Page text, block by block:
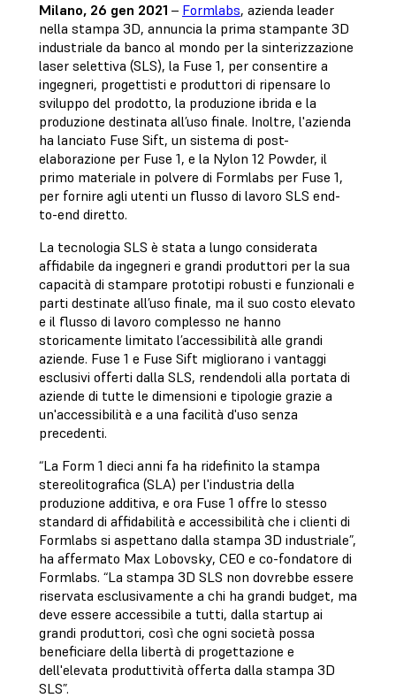
Milano, 26 gen 2021 – Formlabs, azienda leader
nella stampa 3D, annuncia la prima stampante 3D
industriale da banco al mondo per la sinterizzazione
laser selettiva (SLS), la Fuse 1, per consentire a
ingegneri, progettisti e produttori di ripensare lo
sviluppo del prodotto, la produzione ibrida e la
produzione destinata all’uso finale. Inoltre, l'azienda
ha lanciato Fuse Sift, un sistema di post-
elaborazione per Fuse 1, e la Nylon 12 Powder, il
primo materiale in polvere di Formlabs per Fuse 1,
per fornire agli utenti un flusso di lavoro SLS end-
to-end diretto.
La tecnologia SLS è stata a lungo considerata
affidabile da ingegneri e grandi produttori per la sua
capacità di stampare prototipi robusti e funzionali e
parti destinate all’uso finale, ma il suo costo elevato
e il flusso di lavoro complesso ne hanno
storicamente limitato l’accessibilità alle grandi
aziende. Fuse 1 e Fuse Sift migliorano i vantaggi
esclusivi offerti dalla SLS, rendendoli alla portata di
aziende di tutte le dimensioni e tipologie grazie a
un'accessibilità e a una facilità d'uso senza
precedenti.
“La Form 1 dieci anni fa ha ridefinito la stampa
stereolitografica (SLA) per l'industria della
produzione additiva, e ora Fuse 1 offre lo stesso
standard di affidabilità e accessibilità che i clienti di
Formlabs si aspettano dalla stampa 3D industriale”,
ha affermato Max Lobovsky, CEO e co-fondatore di
Formlabs. “La stampa 3D SLS non dovrebbe essere
riservata esclusivamente a chi ha grandi budget, ma
deve essere accessibile a tutti, dalla startup ai
grandi produttori, così che ogni società possa
beneficiare della libertà di progettazione e
dell'elevata produttività offerta dalla stampa 3D
SLS”.